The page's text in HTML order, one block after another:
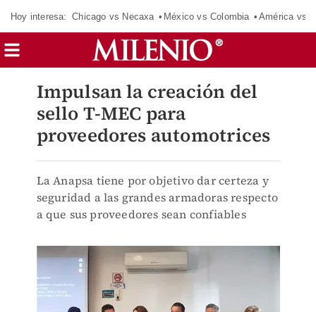
Hoy interesa: Chicago vs Necaxa México vs Colombia América vs
Impulsan la creación del
sello T-MEC para
proveedores automotrices
La Anapsa tiene por objetivo dar certeza y
seguridad a las grandes armadoras respecto
a que sus proveedores sean confiables